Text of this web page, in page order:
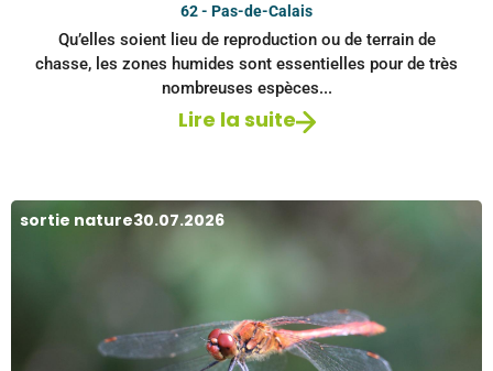
62 - Pas-de-Calais
Qu’elles soient lieu de reproduction ou de terrain de
chasse, les zones humides sont essentielles pour de très
nombreuses espèces...
Lire la suite
sortie nature30.07.2026